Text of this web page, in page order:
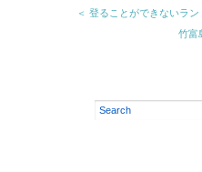
＜ 登ることができないラ
竹富